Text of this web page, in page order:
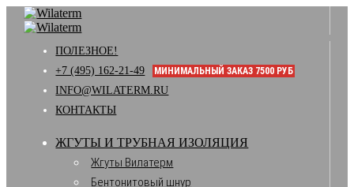
ПОЛЕЗНОЕ!
+7 (495) 162-21-49
МИНИМАЛЬНЫЙ ЗАКАЗ 7500 РУБ
INFO@WILATERM.RU
КОНТАКТЫ
ЖГУТЫ И ТРУБНАЯ ИЗОЛЯЦИЯ
Жгуты Вилатерм
Бентонитовый шнур